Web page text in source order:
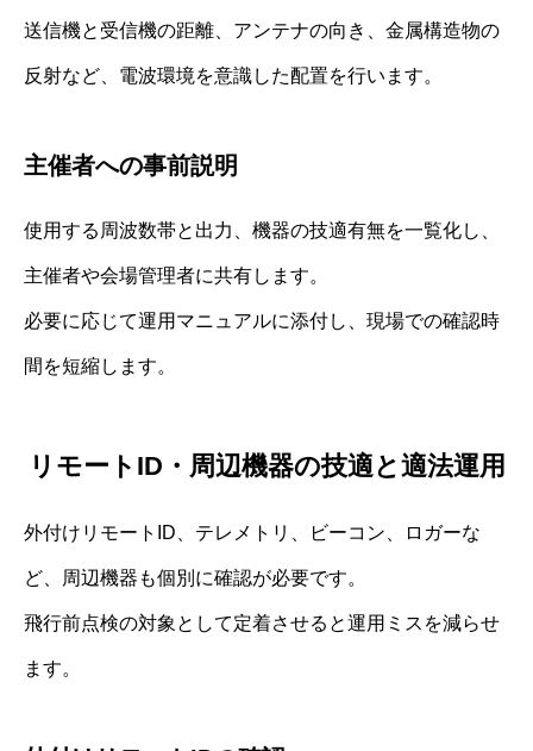
送信機と受信機の距離、アンテナの向き、金属構造物の
反射など、電波環境を意識した配置を行います。
主催者への事前説明
使用する周波数帯と出力、機器の技適有無を一覧化し、
主催者や会場管理者に共有します。
必要に応じて運用マニュアルに添付し、現場での確認時
間を短縮します。
リモートID・周辺機器の技適と適法運用
外付けリモートID、テレメトリ、ビーコン、ロガーな
ど、周辺機器も個別に確認が必要です。
飛行前点検の対象として定着させると運用ミスを減らせ
ます。